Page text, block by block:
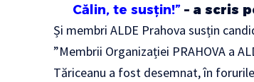
Călin, te susțin!” – a scris
Și membri ALDE Prahova susțin
”Membrii Organizației PRAHOVA a
Tăriceanu a fost desemnat, în